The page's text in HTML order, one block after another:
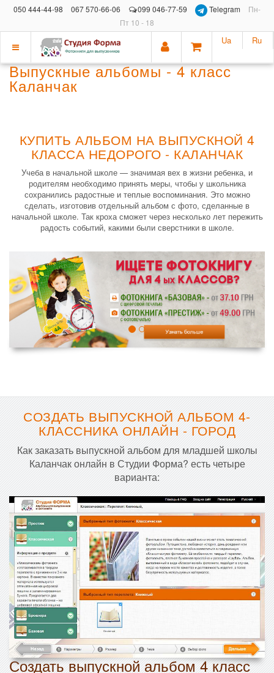
050 444-44-98 067 570-66-06 099 046-77-59 Telegram
Пн-
Пт 10 - 18
Показать
меню
Ua Ru
Выпускные альбомы - 4 класс
Каланчак
КУПИТЬ АЛЬБОМ НА ВЫПУСКНОЙ 4
КЛАССА НЕДОРОГО - КАЛАНЧАК
Учеба в начальной школе — значимая вех в жизни ребенка, и
родителям необходимо принять меры, чтобы у школьника
сохранились радостные и теплые воспоминания. Это можно
сделать, изготовив отдельный альбом с фото, сделанные в
начальной школе. Так кроха сможет через несколько лет пережить
радость событий, какими были сверстники в школе.
СОЗДАТЬ ВЫПУСКНОЙ АЛЬБОМ 4-
КЛАССНИКА ОНЛАЙН - ГОРОД
Как заказать выпускной альбом для младшей школы
Каланчак онлайн в Студии Форма? есть четыре
варианта:
Создать выпускной альбом 4 класс